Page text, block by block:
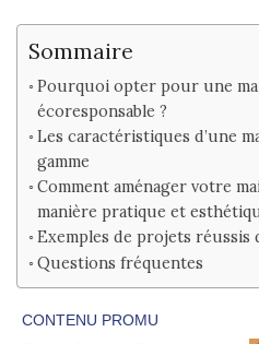
Sommaire
Pourquoi opter pour une
écoresponsable ?
Les caractéristiques d’une
gamme
Comment aménager votre
manière pratique et
Exemples de projets réussis
Questions fréquentes